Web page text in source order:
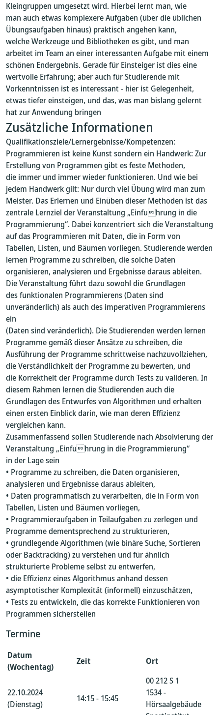
Kleingruppen umgesetzt wird. Hierbei lernt man, wie
man auch etwas komplexere Aufgaben (über die üblichen
Übungsaufgaben hinaus) praktisch angehen kann,
welche Werkzeuge und Bibliotheken es gibt, und man
arbeitet im Team an einer interessanten Aufgabe mit einem
schönen Endergebnis. Gerade für Einsteiger ist dies eine
wertvolle Erfahrung; aber auch für Studierende mit
Vorkenntnissen ist es interessant - hier ist Gelegenheit,
etwas tiefer einsteigen, und das, was man bislang gelernt
hat zur Anwendung bringen
Zusätzliche Informationen
Qualifikationsziele/Lernergebnisse/Kompetenzen:
Programmieren ist keine Kunst sondern ein Handwerk: Zur
Erstellung von Programmen gibt es feste Methoden,
die immer und immer wieder funktionieren. Und wie bei
jedem Handwerk gilt: Nur durch viel Übung wird man zum
Meister. Das Erlernen und Einüben dieser Methoden ist das
zentrale Lernziel der Veranstaltung „Einfuhrung in die
Programmierung“. Dabei konzentriert sich die Veranstaltung
auf das Programmieren mit Daten, die in Form von
Tabellen, Listen, und Bäumen vorliegen. Studierende werden
lernen Programme zu schreiben, die solche Daten
organisieren, analysieren und Ergebnisse daraus ableiten.
Die Veranstaltung führt dazu sowohl die Grundlagen
des funktionalen Programmierens (Daten sind
unveränderlich) als auch des imperativen Programmierens
ein
(Daten sind veränderlich). Die Studierenden werden lernen
Programme gemäß dieser Ansätze zu schreiben, die
Ausführung der Programme schrittweise nachzuvollziehen,
die Verständlichkeit der Programme zu bewerten, und
die Korrektheit der Programme durch Tests zu valideren. In
diesem Rahmen lernen die Studierenden auch die
Grundlagen des Entwurfes von Algorithmen und erhalten
einen ersten Einblick darin, wie man deren Effizienz
vergleichen kann.
Zusammenfassend sollen Studierende nach Absolvierung der
Veranstaltung „Einfuhrung in die Programmierung“
in der Lage sein
• Programme zu schreiben, die Daten organisieren,
analysieren und Ergebnisse daraus ableiten,
• Daten programmatisch zu verarbeiten, die in Form von
Tabellen, Listen und Bäumen vorliegen,
• Programmieraufgaben in Teilaufgaben zu zerlegen und
Programme dementsprechend zu strukturieren,
• grundlegende Algorithmen (wie binäre Suche, Sortieren
oder Backtracking) zu verstehen und für ähnlich
strukturierte Probleme selbst zu entwerfen,
• die Effizienz eines Algorithmus anhand dessen
asymptotischer Komplexität (informell) einzuschätzen,
• Tests zu entwickeln, die das korrekte Funktionieren von
Programmen sicherstellen
Termine
Datum
(Wochentag)
Zeit Ort
22.10.2024
(Dienstag)
14:15 - 15:45
00 212 S 1
1534 -
Hörsaalgebäude